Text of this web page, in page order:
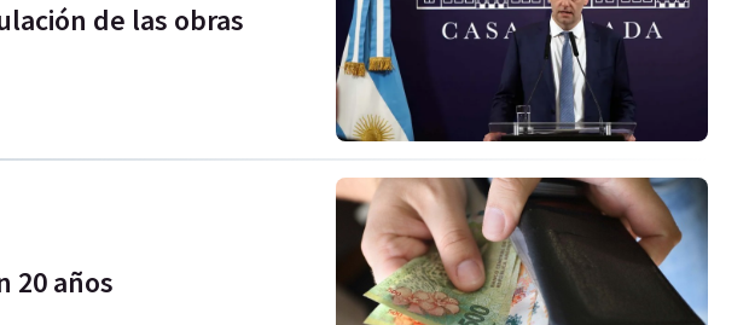
de las obras
20 años